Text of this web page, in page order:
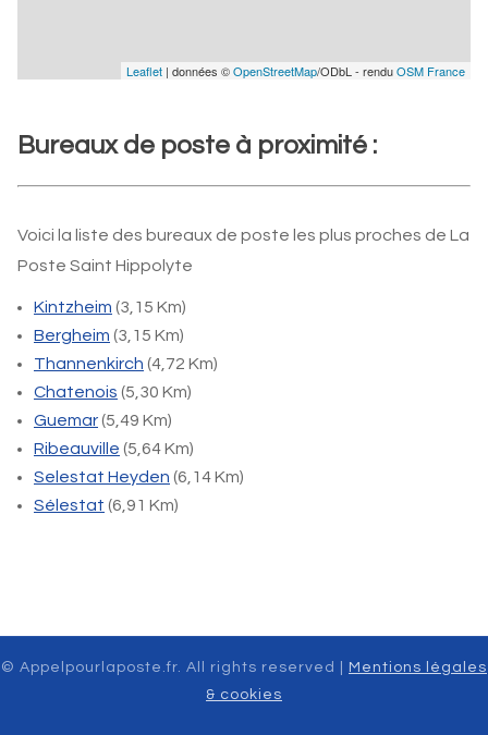
Leaflet | données ©OpenStreetMap/ODbL - renduOSM France
Bureaux de poste à proximité :
Voici la liste des bureaux de poste les plus proches de La
Poste Saint Hippolyte
Kintzheim (3,15 Km)
Bergheim (3,15 Km)
Thannenkirch (4,72 Km)
Chatenois (5,30 Km)
Guemar(5,49 Km)
Ribeauville (5,64 Km)
Selestat Heyden (6,14 Km)
Sélestat (6,91 Km)
© Appelpourlaposte.fr. All rights reserved |
Mentions légales
& cookies